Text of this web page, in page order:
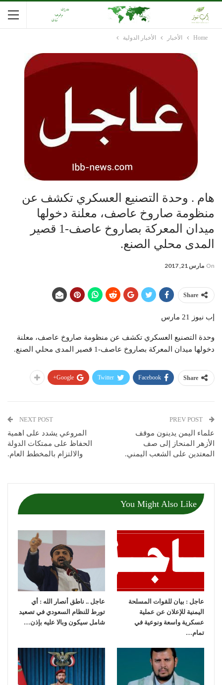
Home الأخبار الأخبار الدولية
هام . وحدة التصنيع العسكري تكشف عن
منظومة صاروخ عاصف، معلنة دخولها
ميدان المعركة بصاروخ عاصف-1 قصير
المدى محلي الصنع.
On مارس 21, 2017
Share
إب نيوز 21 مارس
وحدة التصنيع العسكري تكشف عن منظومة صاروخ عاصف، معلنة
دخولها ميدان المعركة بصاروخ عاصف-1 قصير المدى محلي الصنع.
Share
Facebook
Twitter
Google+
علماء اليمن يدينون موقف
الأزهر المنحاز إلى صف
المعتدين على الشعب اليمني.
NEXT POST
المروعي يشدد على اهمية
الحفاظ على ممتكات الدولة
والالتزام بالمخطط العام.
You Might Also Like
عاجل : بيان للقوات المسلحة
اليمنية للإعلان عن عملية
عسكرية واسعة ونوعية في
تمام…
عاجل .. ناطق أنصار الله : أي
تورط للنظام السعودي في تصعيد
شامل سيكون وبالا عليه بإذن…